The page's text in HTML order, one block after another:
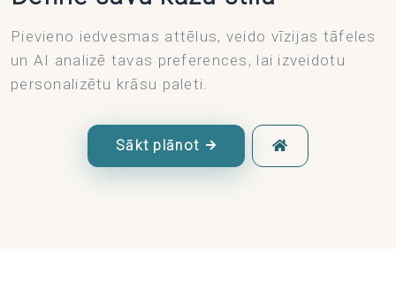
Pievieno iedvesmas attēlus, veido vīzijas tāfeles
un AI analizē tavas preferences, lai izveidotu
personalizētu krāsu paleti.
Sākt plānot